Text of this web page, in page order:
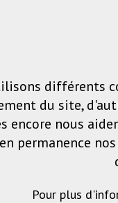
différents
du site,
encore nous
permanence
Pour plus